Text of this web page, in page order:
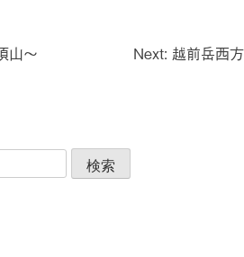
山～
Next: 越前岳西方